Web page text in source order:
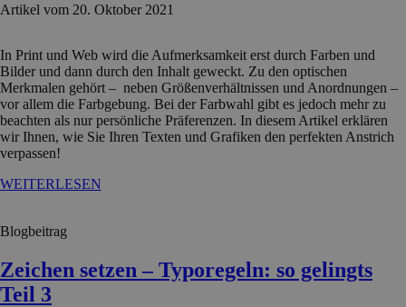
Artikel vom 20. Oktober 2021
In Print und Web wird die Aufmerksamkeit erst durch Farben und
Bilder und dann durch den Inhalt geweckt. Zu den optischen
Merkmalen gehört – neben Größenverhältnissen und Anordnungen –
vor allem die Farbgebung. Bei der Farbwahl gibt es jedoch mehr zu
beachten als nur persönliche Präferenzen. In diesem Artikel erklären
wir Ihnen, wie Sie Ihren Texten und Grafiken den perfekten Anstrich
verpassen!
WEITERLESEN
Blogbeitrag
Zeichen setzen – Typoregeln: so gelingts
Teil 3